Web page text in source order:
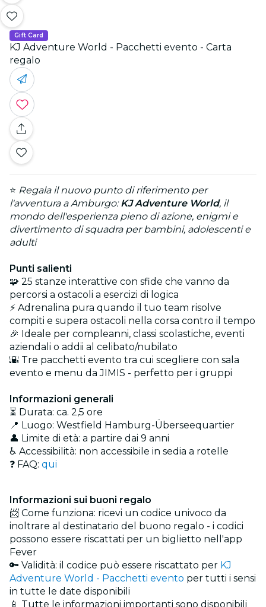
Gift Card
KJ Adventure World - Pacchetti evento - Carta
regalo
⭐ Regala il nuovo punto di riferimento per
l'avventura a Amburgo:KJ Adventure World, il
mondo dell'esperienza pieno di azione, enigmi e
divertimento di squadra per bambini, adolescenti e
adulti
Punti salienti
🧩 25 stanze interattive con sfide che vanno da
percorsi a ostacoli a esercizi di logica
⚡ Adrenalina pura quando il tuo team risolve
compiti e supera ostacoli nella corsa contro il tempo
🎉 Ideale per compleanni, classi scolastiche, eventi
aziendali o addii al celibato/nubilato
🌇 Tre pacchetti evento tra cui scegliere con sala
evento e menu da JIMIS - perfetto per i gruppi
Informazioni generali
⏳ Durata: ca. 2,5 ore
📍 Luogo: Westfield Hamburg-Überseequartier
👤 Limite di età: a partire dai 9 anni
♿ Accessibilità: non accessibile in sedia a rotelle
❓ FAQ: qui
Informazioni sui buoni regalo
📨 Come funziona: ricevi un codice univoco da
inoltrare al destinatario del buono regalo - i codici
possono essere riscattati per un biglietto nell'app
Fever
🔑 Validità: il codice può essere riscattato per KJ
Adventure World - Pacchetti evento per tutti i sensi
in tutte le date disponibili
📱 Tutte le informazioni importanti sono disponibili